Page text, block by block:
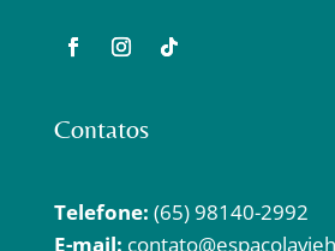
Contatos
Telefone: (65) 98140-2992
E-mail: